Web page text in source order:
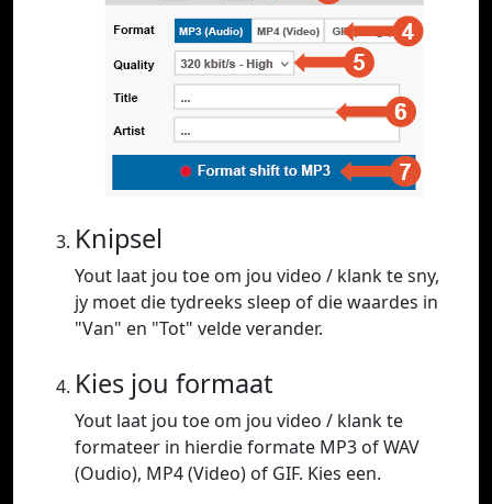
Knipsel
Yout laat jou toe om jou video / klank te sny,
jy moet die tydreeks sleep of die waardes in
"Van" en "Tot" velde verander.
Kies jou formaat
Yout laat jou toe om jou video / klank te
formateer in hierdie formate MP3 of WAV
(Oudio), MP4 (Video) of GIF. Kies een.